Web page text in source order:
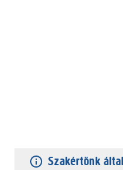
Szakértőnk